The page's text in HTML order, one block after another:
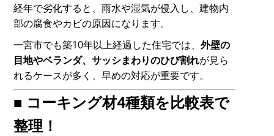
経年で劣化すると、雨水や湿気が侵入し、建物内
部の腐食やカビの原因になります。
一宮市でも築10年以上経過した住宅では、外壁の
目地やベランダ、サッシまわりのひび割れが見ら
れるケースが多く、早めの対応が重要です。
■ コーキング材4種類を比較表で
整理！